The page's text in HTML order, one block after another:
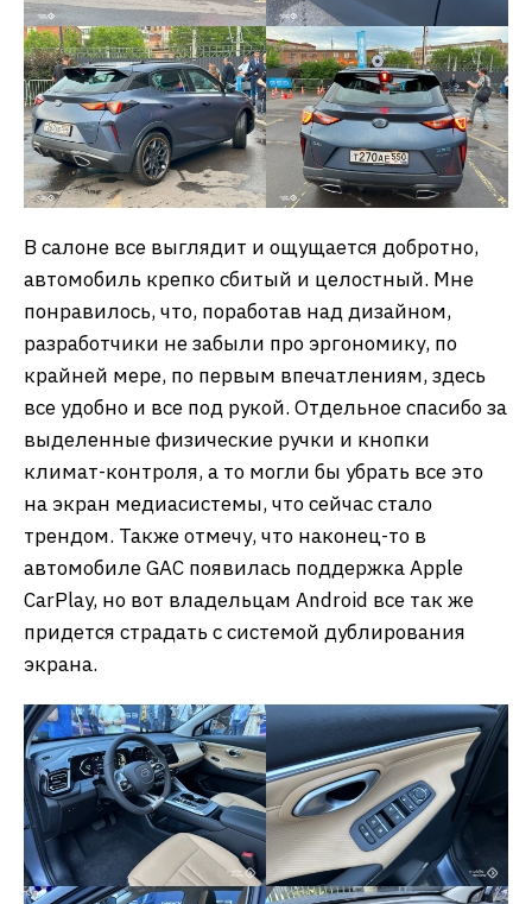
В салоне все выглядит и ощущается добротно,
автомобиль крепко сбитый и целостный. Мне
понравилось, что, поработав над дизайном,
разработчики не забыли про эргономику, по
крайней мере, по первым впечатлениям, здесь
все удобно и все под рукой. Отдельное спасибо за
выделенные физические ручки и кнопки
климат-контроля, а то могли бы убрать все это
на экран медиасистемы, что сейчас стало
трендом. Также отмечу, что наконец-то в
автомобиле GAC появилась поддержка Apple
CarPlay, но вот владельцам Android все так же
придется страдать с системой дублирования
экрана.